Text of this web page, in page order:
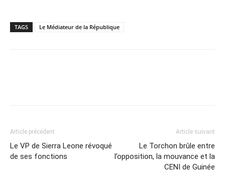
TAGS Le Médiateur de la République
Article précédent
Le VP de Sierra Leone révoqué
de ses fonctions
Article suivant
Le Torchon brûle entre
l’opposition, la mouvance et la
CENI de Guinée